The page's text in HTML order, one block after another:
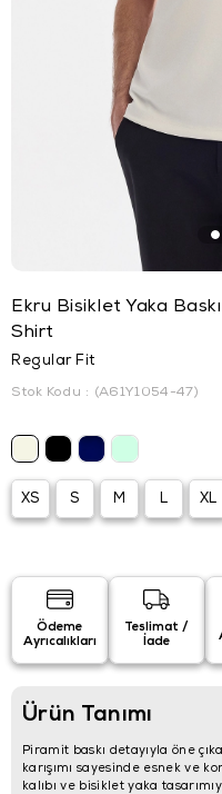
Ekru Bisiklet Yaka
Shirt
Regular Fit
Stok Kodu (A61Y1054-47)
XS S M L XL
Ödeme
Ayrıcalıkları
Teslimat /
İade
Ürün Tanımı
Piramit baskı detayıyla öne
karışımı sayesinde esnek ve
kalıbı ve bisiklet yaka